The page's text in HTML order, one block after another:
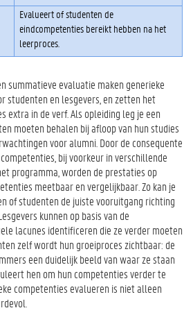
Evalueert of studenten de
eindcompetenties bereikt hebben na het
leerproces.
summatieve evaluatie maken generieke
studenten en lesgevers, en zetten het
extra in de verf. Als opleiding leg je een
moeten behalen bij afloop van hun studies
voor alumni. Door de consequente
bij voorkeur in verschillende
programma, worden de prestaties op
meetbaar en vergelijkbaar. Zo kan je
of studenten de juiste vooruitgang richting
kunnen op basis van de
lacunes identificeren die ze verder moeten
zelf wordt hun groeiproces zichtbaar: de
een duidelijk beeld van waar ze staan
hen om hun competenties verder te
competenties evalueren is niet alleen